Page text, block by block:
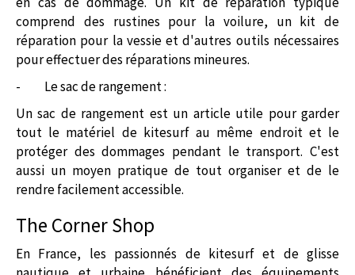
comprend des rustines pour la voilure, un kit de
réparation pour la vessie et d'autres outils nécessaires
pour effectuer des réparations mineures.
-
Le sac de rangement :
Un sac de rangement est un article utile pour garder
tout le matériel de kitesurf au même endroit et le
protéger des dommages pendant le transport. C'est
aussi un moyen pratique de tout organiser et de le
rendre facilement accessible.
The Corner Shop
En France, les passionnés de kitesurf et de glisse